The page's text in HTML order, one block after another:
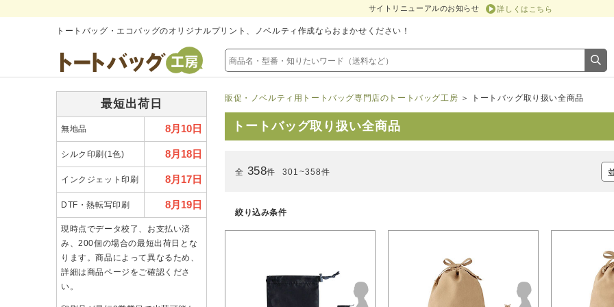
サイトリニューアルのお知らせ 詳しくはこちら
トートバッグ・エコバッグのオリジナルプリント、ノベルティ作成ならおまかせください！
最短出荷日
無地品 8月10日
シルク印刷(1色) 8月18日
インクジェット印刷 8月17日
DTF・熱転写印刷 8月19日
現時点でデータ校了、お支払い済
み、200個の場合の最短出荷日とな
ります。商品によって異なるため、
詳細は商品ページをご確認くださ
い。
販促・ノベルティ用トートバッグ専門店のトートバッグ工房 ＞ トートバッグ取り扱い全商品
トートバッグ取り扱い全商品
全 358件 301~358件
絞り込み条件